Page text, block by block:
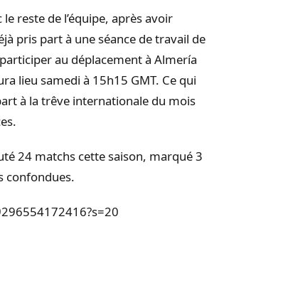
reste de l’équipe, après avoir
pris part à une séance de travail de
au déplacement à Almería
lieu samedi à 15h15 GMT. Ce qui
à la trêve internationale du mois
24 matchs cette saison, marqué 3
confondues.